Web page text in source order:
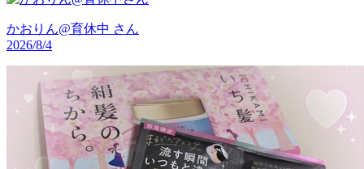
かおりん@育休中 さん
2026/8/4